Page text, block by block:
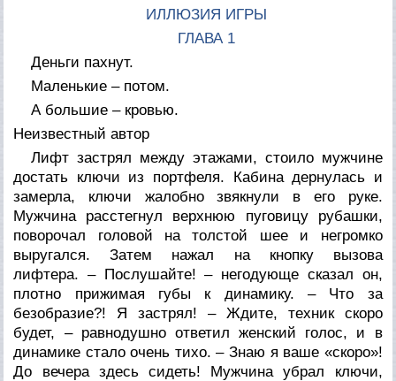
ИЛЛЮЗИЯ ИГРЫ
ГЛАВА 1
Деньги пахнут.
Маленькие – потом.
А большие – кровью.
Неизвестный автор
Лифт застрял между этажами, стоило мужчине
достать ключи из портфеля. Кабина дернулась и
замерла, ключи жалобно звякнули в его руке.
Мужчина расстегнул верхнюю пуговицу рубашки,
поворочал головой на толстой шее и негромко
выругался. Затем нажал на кнопку вызова
лифтера. – Послушайте! – негодующе сказал он,
плотно прижимая губы к динамику. – Что за
безобразие?! Я застрял! – Ждите, техник скоро
будет, – равнодушно ответил женский голос, и в
динамике стало очень тихо. – Знаю я ваше «скоро»!
До вечера здесь сидеть! Мужчина убрал ключи,